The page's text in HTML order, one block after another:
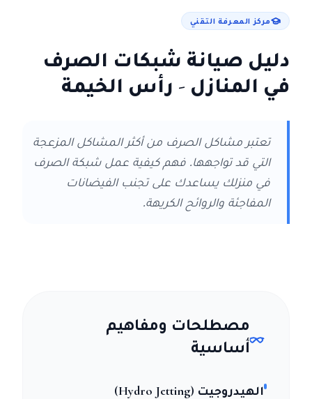
مركز المعرفة التقني
دليل صيانة شبكات الصرف
في المنازل - رأس الخيمة
تعتبر مشاكل الصرف من أكثر المشاكل المزعجة
التي قد تواجهها. فهم كيفية عمل شبكة الصرف
في منزلك يساعدك على تجنب الفيضانات
المفاجئة والروائح الكريهة.
مصطلحات ومفاهيم
أساسية
الهيدروجيت (Hydro Jetting)